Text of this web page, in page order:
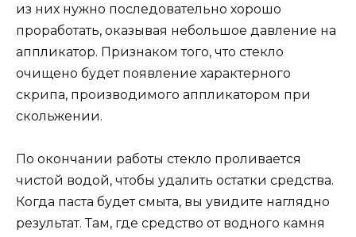
из них нужно последовательно хорошо
проработать, оказывая небольшое давление на
аппликатор. Признаком того, что стекло
очищено будет появление характерного
скрипа, производимого аппликатором при
скольжении.
По окончании работы стекло проливается
чистой водой, чтобы удалить остатки средства.
Когда паста будет смыта, вы увидите наглядно
результат. Там, где средство от водного камня